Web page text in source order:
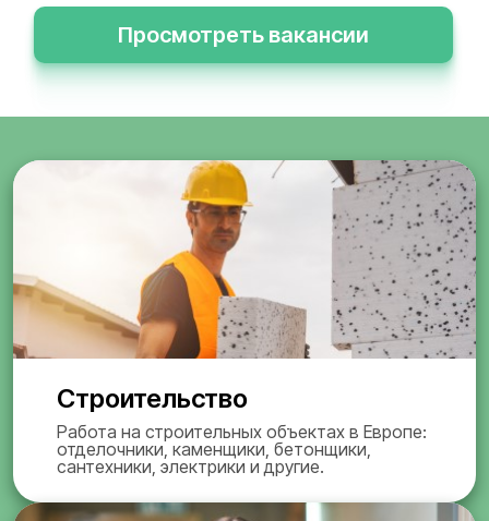
Просмотреть вакансии
Строительство
Работа на строительных объектах в Европе:
отделочники, каменщики, бетонщики,
сантехники, электрики и другие.